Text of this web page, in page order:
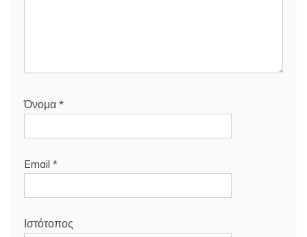
Όνομα *
Email *
Ιστότοπος